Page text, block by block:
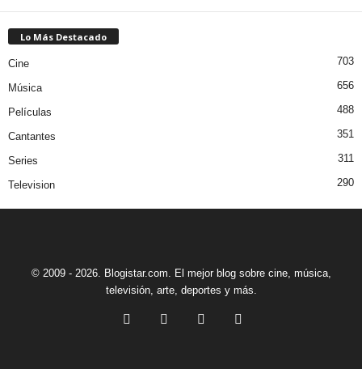
Lo Más Destacado
Cine 703
Música 656
Películas 488
Cantantes 351
Series 311
Television 290
© 2009 - 2026. Blogistar.com. El mejor blog sobre cine, música,
televisión, arte, deportes y más.